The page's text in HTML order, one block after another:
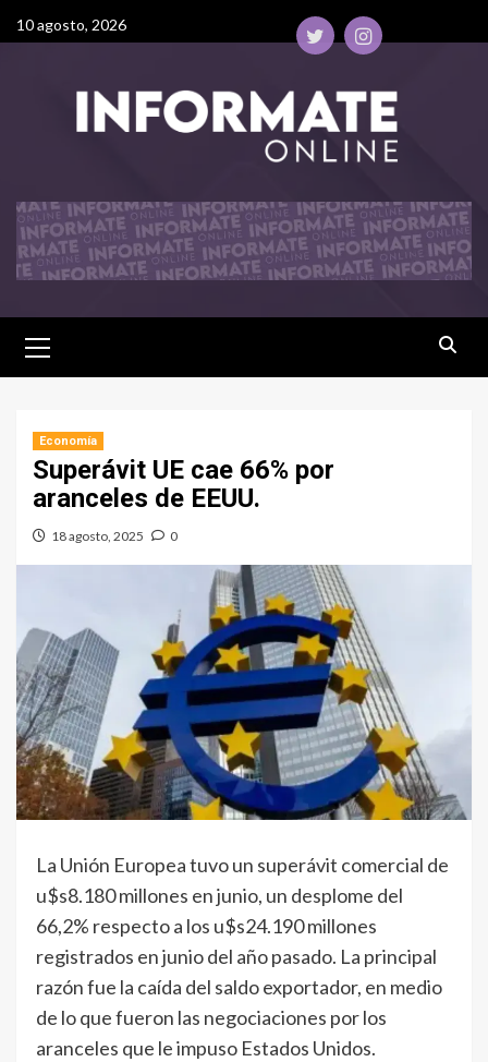
10 agosto, 2026
Economía
Superávit UE cae 66% por
aranceles de EEUU.
18 agosto, 2025 0
La Unión Europea tuvo un superávit comercial de
u$s8.180 millones en junio, un desplome del
66,2% respecto a los u$s24.190 millones
registrados en junio del año pasado. La principal
razón fue la caída del saldo exportador, en medio
de lo que fueron las negociaciones por los
aranceles que le impuso Estados Unidos.